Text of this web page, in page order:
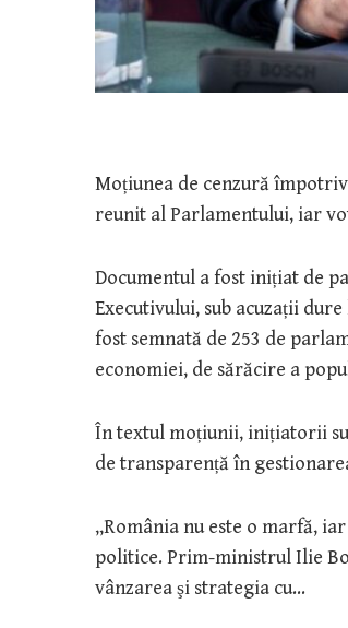
Moțiunea de cenzură
reunit al Parlamentului, iar
Documentul a fost inițiat de
Executivului, sub acuzații
fost semnată de 253 de
economiei, de sărăcire a
În textul moțiunii, inițiatorii
de transparență în
„România nu este o marfă,
politice. Prim-ministrul Ilie
vânzarea şi strategia cu…